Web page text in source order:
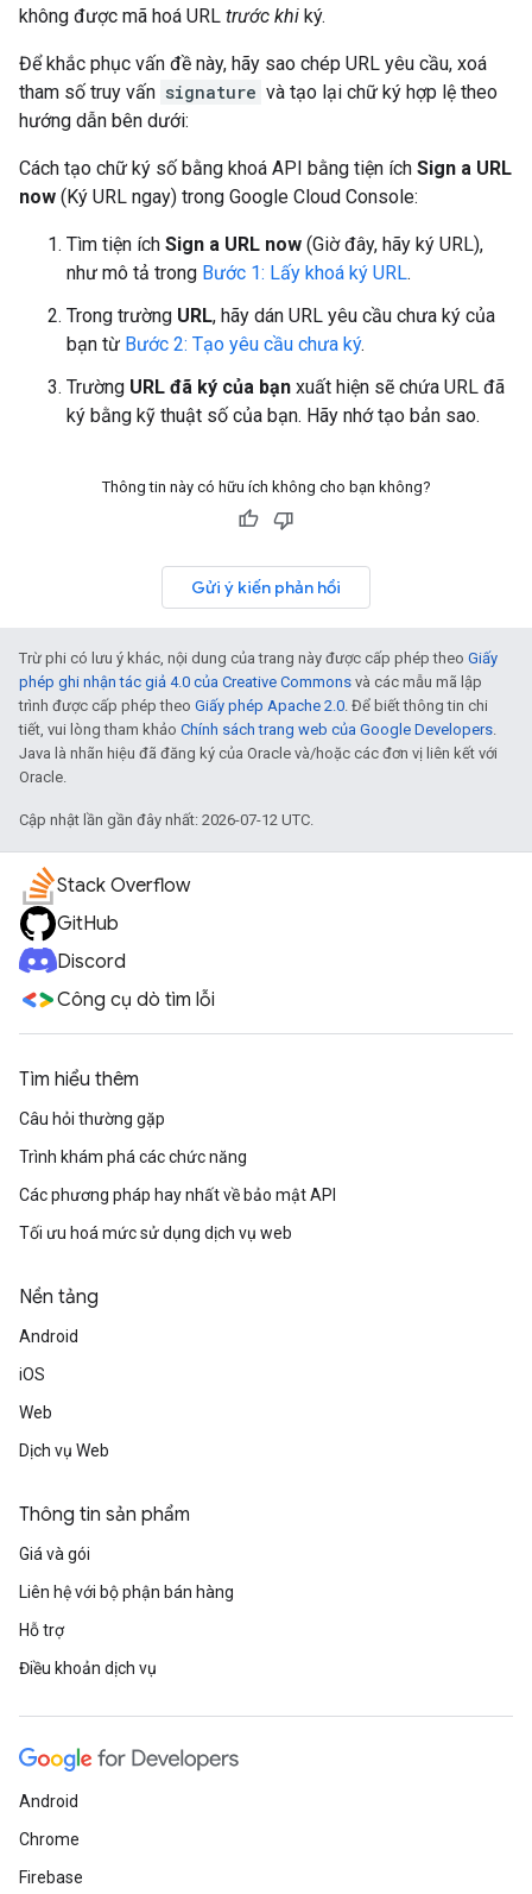
không được mã hoá URL trước khi ký.
Để khắc phục vấn đề này, hãy sao chép URL yêu cầu, xoá
tham số truy vấn signature và tạo lại chữ ký hợp lệ theo
hướng dẫn bên dưới:
Cách tạo chữ ký số bằng khoá API bằng tiện ích Sign a URL
now (Ký URL ngay) trong Google Cloud Console:
Tìm tiện ích Sign a URL now (Giờ đây, hãy ký URL),
như mô tả trong Bước 1: Lấy khoá ký URL.
Trong trường URL, hãy dán URL yêu cầu chưa ký của
bạn từ Bước 2: Tạo yêu cầu chưa ký.
Trường URL đã ký của bạn xuất hiện sẽ chứa URL đã
ký bằng kỹ thuật số của bạn. Hãy nhớ tạo bản sao.
Thông tin này có hữu ích không cho bạn không?
Gửi ý kiến phản hồi
Trừ phi có lưu ý khác, nội dung của trang này được cấp phép theo Giấy
phép ghi nhận tác giả 4.0 của Creative Commons và các mẫu mã lập
trình được cấp phép theo Giấy phép Apache 2.0. Để biết thông tin chi
tiết, vui lòng tham khảo Chính sách trang web của Google Developers.
Java là nhãn hiệu đã đăng ký của Oracle và/hoặc các đơn vị liên kết với
Oracle.
Cập nhật lần gần đây nhất: 2026-07-12 UTC.
Stack Overflow
GitHub
Discord
Công cụ dò tìm lỗi
Tìm hiểu thêm
Câu hỏi thường gặp
Trình khám phá các chức năng
Các phương pháp hay nhất về bảo mật API
Tối ưu hoá mức sử dụng dịch vụ web
Nền tảng
Android
iOS
Web
Dịch vụ Web
Thông tin sản phẩm
Giá và gói
Liên hệ với bộ phận bán hàng
Hỗ trợ
Điều khoản dịch vụ
Android
Chrome
Firebase